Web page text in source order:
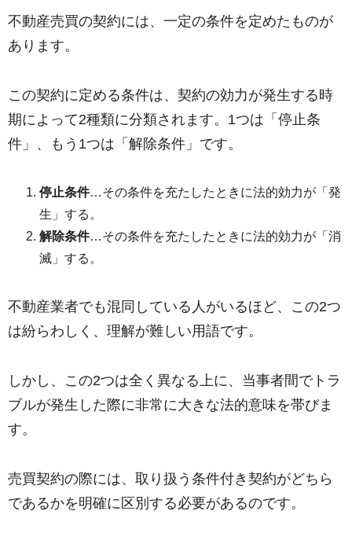
不動産売買の契約には、一定の条件を定めたものが
あります。
この契約に定める条件は、契約の効力が発生する時
期によって2種類に分類されます。1つは「停止条
件」、もう1つは「解除条件」です。
停止条件…その条件を充たしたときに法的効力が「発
生」する。
解除条件…その条件を充たしたときに法的効力が「消
滅」する。
不動産業者でも混同している人がいるほど、この2つ
は紛らわしく、理解が難しい用語です。
しかし、この2つは全く異なる上に、当事者間でトラ
ブルが発生した際に非常に大きな法的意味を帯びま
す。
売買契約の際には、取り扱う条件付き契約がどちら
であるかを明確に区別する必要があるのです。